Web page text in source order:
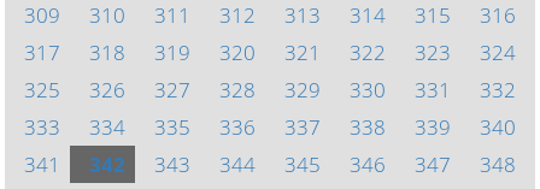
309
310 311 312 313 314 315
316
317
318 319 320 321 322 323
324
325
326 327 328 329 330 331
332
333
334 335 336 337 338 339
340
341
342 343 344 345 346 347
348